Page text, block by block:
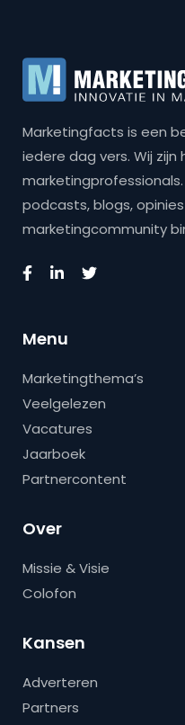
Marketingfacts is een
iedere dag vers. Wij
podcasts, blogs,
marketingcommunity
Menu
Marketingthema’s
Veelgelezen
Vacatures
Jaarboek
Partnercontent
Over
Missie & Visie
Colofon
Kansen
Adverteren
Partners